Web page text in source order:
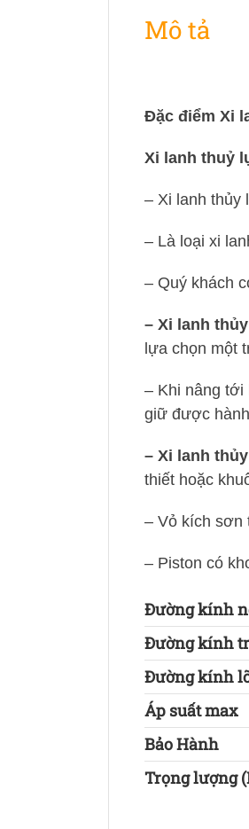
Mô tả
Đặc điểm Xi
Xi lanh thuỷ
– Xi lanh thủy
– Là loại xi
– Quý khách
– Xi lanh
lựa chọn một
– Khi nâng tới
giữ được
– Xi lanh
thiết hoặc
– Vỏ kích sơn
– Piston có
Đường kính
Đường kính
Đường kính
Áp suất max
Bảo Hành
Trọng lượng